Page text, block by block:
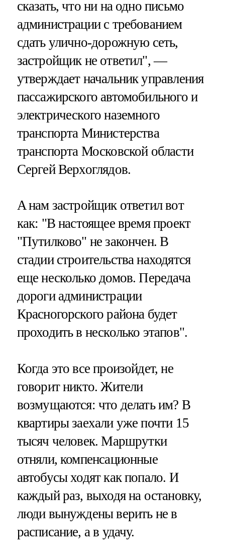
сказать, что ни на одно письмо
администрации с требованием
сдать улично-дорожную сеть,
застройщик не ответил", —
утверждает начальник управления
пассажирского автомобильного и
электрического наземного
транспорта Министерства
транспорта Московской области
Сергей Верхоглядов.
A нам застройщик ответил вот
как: "В настоящее время проект
"Путилково" не закончен. В
стадии строительства находятся
еще несколько домов. Передача
дороги администрации
Красногорского района будет
проходить в несколько этапов".
Когда это все произойдет, не
говорит никто. Жители
возмущаются: что делать им? В
квартиры заехали уже почти 15
тысяч человек. Маршрутки
отняли, компенсационные
автобусы ходят как попало. И
каждый раз, выходя на остановку,
люди вынуждены верить не в
расписание, а в удачу.